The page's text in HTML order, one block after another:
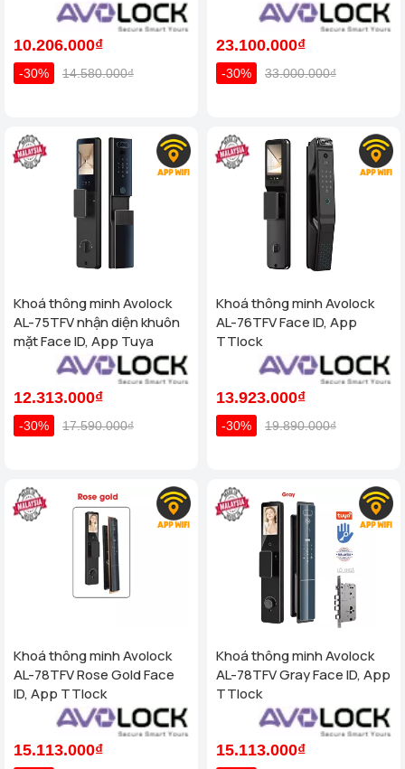
10.206.000₫
-30% 14.580.000₫
23.100.000₫
-30% 33.000.000₫
Khoá thông minh Avolock
AL-75TFV nhận diện khuôn
mặt Face ID, App Tuya
12.313.000₫
-30% 17.590.000₫
Khoá thông minh Avolock
AL-76TFV Face ID, App
TTlock
13.923.000₫
-30% 19.890.000₫
Khoá thông minh Avolock
AL-78TFV Rose Gold Face
ID, App TTlock
15.113.000₫
Khoá thông minh Avolock
AL-78TFV Gray Face ID, App
TTlock
15.113.000₫